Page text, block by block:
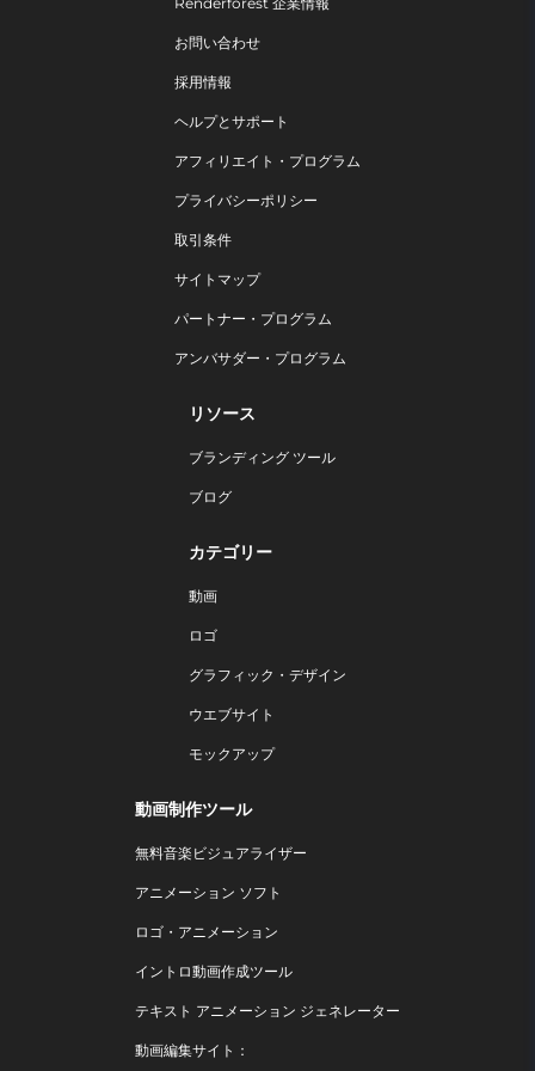
お問い合わせ
採用情報
ヘルプとサポート
アフィリエイト・プログラム
プライバシーポリシー
取引条件
サイトマップ
パートナー・プログラム
アンバサダー・プログラム
リソース
ブランディング ツール
ブログ
カテゴリー
動画
ロゴ
グラフィック・デザイン
ウエブサイト
モックアップ
動画制作ツール
無料音楽ビジュアライザー
アニメーション ソフト
ロゴ・アニメーション
イントロ動画作成ツール
テキスト アニメーション ジェネレーター
動画編集サイト：